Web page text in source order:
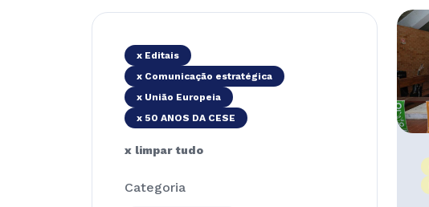
x Editais
x Comunicação estratégica
x União Europeia
x 50 ANOS DA CESE
x limpar tudo
Categoria